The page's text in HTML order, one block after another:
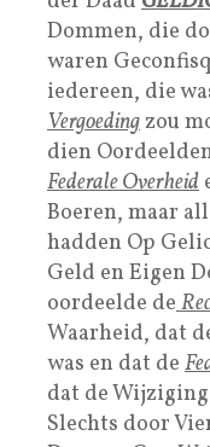
Dommen, die
waren
iedereen, die
Vergoedingzou
dien
Federale Overheid
Boeren, maar
hadden Op
Geld en Eigen
oordeelde de
Waarheid, dat
was en dat de
dat de
Slechts door